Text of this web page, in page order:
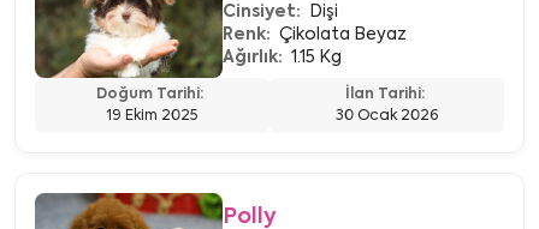
Cinsiyet:
Dişi
Renk: Çikolata Beyaz
Ağırlık: 1.15 Kg
Doğum Tarihi:
19 Ekim 2025
İlan Tarihi:
30 Ocak 2026
Polly